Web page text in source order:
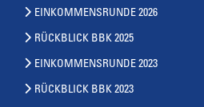
EINKOMMENSRUNDE 2026
RÜCKBLICK BBK 2025
EINKOMMENSRUNDE 2023
RÜCKBLICK BBK 2023